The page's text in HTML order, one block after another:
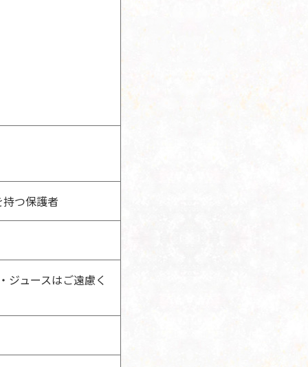
つ保護者
ジュースはご遠慮く